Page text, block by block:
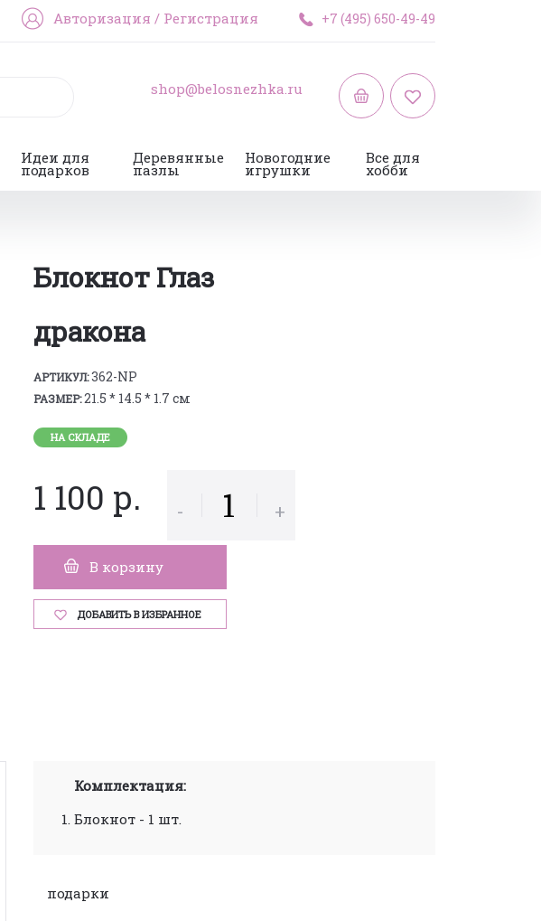
Авторизация / Регистрация +7 (495) 650-49-49
shop@belosnezhka.ru
Идеи для
подарков
Деревянные
пазлы
Новогодние
игрушки
Все для
хобби
Блокнот Глаз
дракона
АРТИКУЛ:362-NP
РАЗМЕР:21.5 * 14.5 * 1.7 см
НА СКЛАДЕ
1 100 р. - +
В корзину
ДОБАВИТЬ В ИЗБРАННОЕ
Комплектация:
Блокнот - 1 шт.
подарки